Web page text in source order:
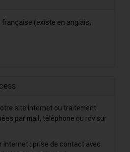
française (existe en anglais,
site internet ou traitement
par mail, téléphone ou rdv sur
internet : prise de contact avec